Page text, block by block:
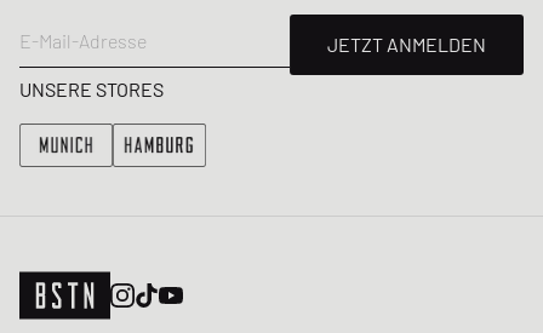
E-Mail-Adresse
JETZT ANMELDEN
UNSERE STORES